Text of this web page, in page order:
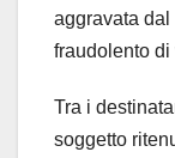
aggravata dal
fraudolento
Tra i
soggetto